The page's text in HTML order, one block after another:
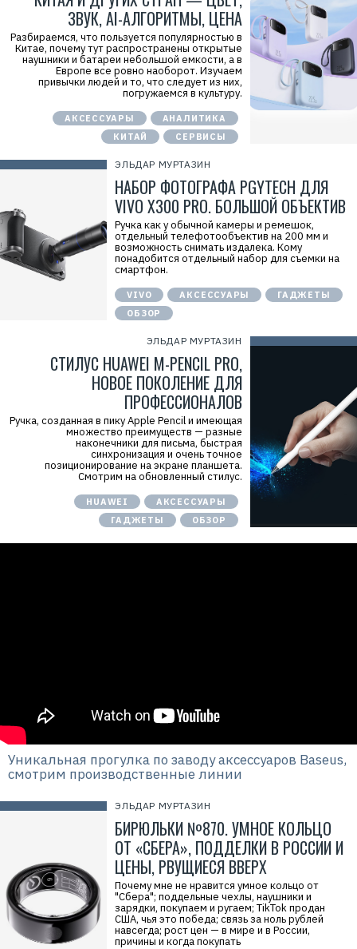
ЗВУК, AI-АЛГОРИТМЫ, ЦЕНА
Разбираемся, что пользуется популярностью в
Китае, почему тут распространены открытые
наушники и батареи небольшой емкости, а в
Европе все ровно наоборот. Изучаем
привычки людей и то, что следует из них,
погружаемся в культуру.
АКСЕССУАРЫ
АНАЛИТИКА
КИТАЙ
СЕРВИСЫ
ЭЛЬДАР МУРТАЗИН
НАБОР ФОТОГРАФА PGYTECH ДЛЯ
VIVO X300 PRO. БОЛЬШОЙ ОБЪЕКТИВ
Ручка как у обычной камеры и ремешок,
отдельный телефотообъектив на 200 мм и
возможность снимать издалека. Кому
понадобится отдельный набор для съемки на
смартфон.
VIVO АКСЕССУАРЫ
ГАДЖЕТЫ
ОБЗОР
ЭЛЬДАР МУРТАЗИН
СТИЛУС HUAWEI M-PENCIL PRO,
НОВОЕ ПОКОЛЕНИЕ ДЛЯ
ПРОФЕССИОНАЛОВ
Ручка, созданная в пику Apple Pencil и имеющая
множество преимуществ — разные
наконечники для письма, быстрая
синхронизация и очень точное
позиционирование на экране планшета.
Смотрим на обновленный стилус.
HUAWEI
АКСЕССУАРЫ
ГАДЖЕТЫ
ОБЗОР
ЭЛЬДАР МУРТАЗИН
БИРЮЛЬКИ №870. УМНОЕ КОЛЬЦО
ОТ «СБЕРА», ПОДДЕЛКИ В РОССИИ И
ЦЕНЫ, РВУЩИЕСЯ ВВЕРХ
Почему мне не нравится умное кольцо от
"Сбера"; поддельные чехлы, наушники и
зарядки, покупаем и ругаем; TikTok продан
США, чья это победа; связь за ноль рублей
навсегда; рост цен — в мире и в России,
причины и когда покупать
Уникальная прогулка по заводу аксессуаров Baseus,
смотрим производственные линии